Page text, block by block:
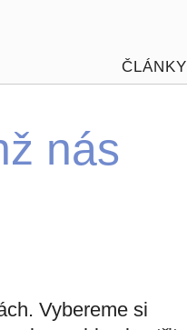
ČLÁNKY
nás
Vybereme si